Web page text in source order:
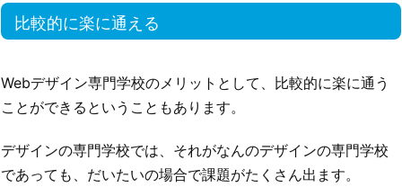
比較的に楽に通える
Webデザイン専門学校のメリットとして、比較的に楽に通う
ことができるということもあります。
デザインの専門学校では、それがなんのデザインの専門学校
であっても、だいたいの場合で課題がたくさん出ます。